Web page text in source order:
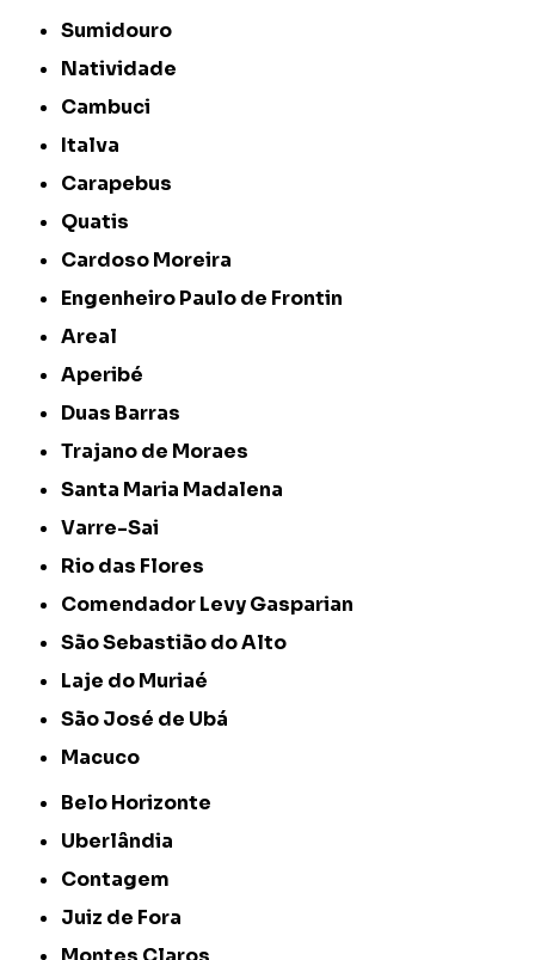
Sumidouro
Natividade
Cambuci
Italva
Carapebus
Quatis
Cardoso Moreira
Engenheiro Paulo de Frontin
Areal
Aperibé
Duas Barras
Trajano de Moraes
Santa Maria Madalena
Varre-Sai
Rio das Flores
Comendador Levy Gasparian
São Sebastião do Alto
Laje do Muriaé
São José de Ubá
Macuco
Belo Horizonte
Uberlândia
Contagem
Juiz de Fora